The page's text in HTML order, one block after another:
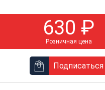
630 ₽
Розничная цена
Подписаться